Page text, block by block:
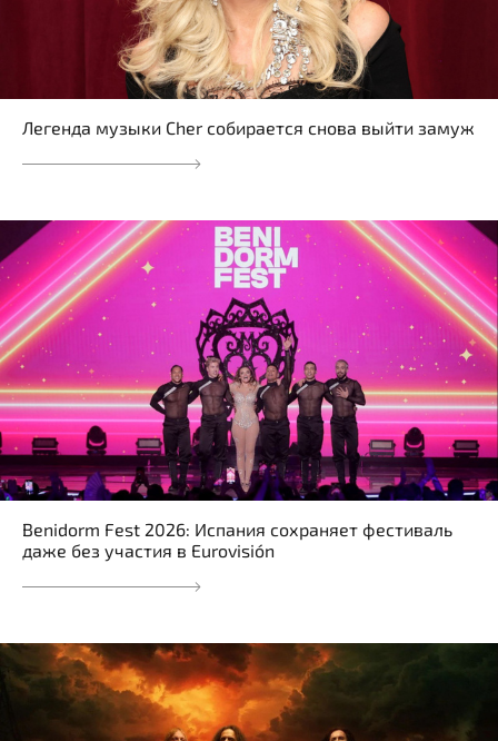
Легенда музыки Cher собирается снова выйти замуж
Benidorm Fest 2026: Испания сохраняет фестиваль
даже без участия в Eurovisión